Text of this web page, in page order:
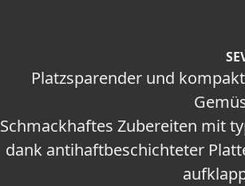
Platzsparender und
Schmackhaftes Zubereiten mit
dank antihaftbeschichteter